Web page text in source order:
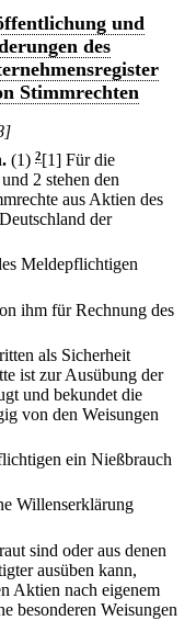
und
des
Stimmrechten
(1) 2[1] Für die
2 stehen den
aus Aktien des
der
Meldepflichtigen
ihm für Rechnung des
als Sicherheit
ist zur Ausübung der
und bekundet die
von den Weisungen
ein Nießbrauch
Willenserklärung
sind oder aus denen
ausüben kann,
Aktien nach eigenem
besonderen Weisungen